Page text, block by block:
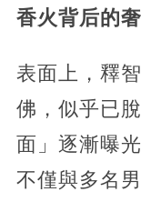
香火背后的
表面上，釋
佛，似乎已
面」逐漸曝
不僅與多名